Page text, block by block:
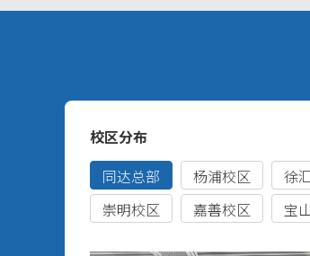
校区分布
同达总部
杨浦校区 徐
崇明校区
嘉善校区 宝